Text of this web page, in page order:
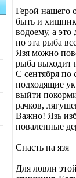
Герой нашего
быть и
водоему, а это
но эта рыба
Язя можно
рыба выходит
С сентября по
подходящие
выйти
рачков,
Важно! Язь
поваленные
Снасть на язя
Для ловли